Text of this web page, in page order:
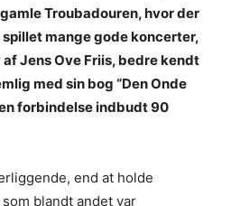
Troubadouren, hvor der
mange gode koncerter,
Jens Ove Friis, bedre kendt
med sin bog “Den Onde
forbindelse indbudt 90
end at holde
blandt andet var